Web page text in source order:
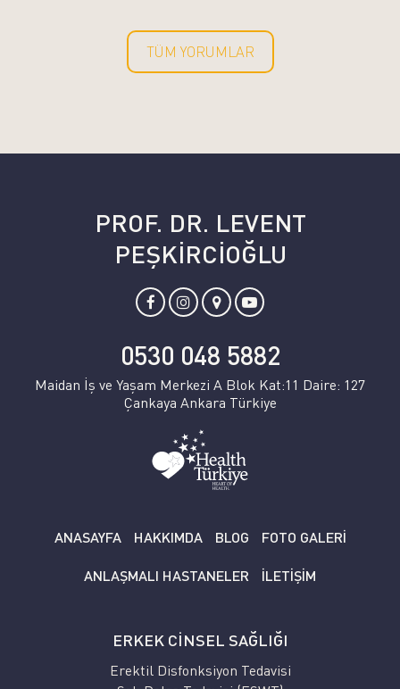
TÜM YORUMLAR
PROF. DR. LEVENT
PEŞKİRCİOĞLU
0530 048 5882
Maidan İş ve Yaşam Merkezi A Blok Kat:11 Daire: 127
Çankaya Ankara Türkiye
ANASAYFA HAKKIMDA BLOG FOTO GALERİ
ANLAŞMALI HASTANELER İLETİŞİM
ERKEK CİNSEL SAĞLIĞI
Erektil Disfonksiyon Tedavisi